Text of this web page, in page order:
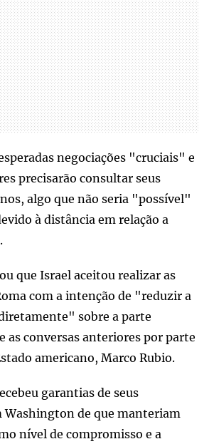
negociações "cruciais" e
precisarão consultar seus
algo que não seria "possível"
à distância em relação a
que Israel aceitou realizar as
com a intenção de "reduzir a
sobre a parte
as conversas anteriores por parte
americano, Marco Rubio.
garantias de seus
de que manteriam
nível de compromisso e a